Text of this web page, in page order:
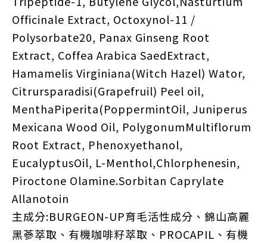
Officinale Extract, Octoxynol-11 /
Polysorbate20, Panax Ginseng Root
Extract, Coffea Arabica SaedExtract,
Hamamelis Virginiana(Witch Hazel) Wator,
Citrursparadisi(Grapefruil) Peel oil,
MenthaPiperita(PoppermintOil, Juniperus
Mexicana Wood Oil, PolygonumMultiflorum
Root Extract, Phenoxyethanol,
EucalyptusOil, L-Menthol,Chlorphenesin,
Piroctone Olamine.Sorbitan Caprylate
Allanotoin
主成分:BURGEON-UP育毛活性成分、錦山高麗
黑蔘萃取、有機咖啡籽萃取、PROCAPIL、有機